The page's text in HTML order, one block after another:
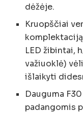
dėžėje.
Kruopščiai
LED žibintai,
važiuoklė)
išlaikyti
Dauguma
padangomis